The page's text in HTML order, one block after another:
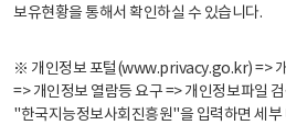
보유현황을 통해서 확인하실 수 있습니다.
※ 개인정보 포털(www.privacy.go.kr) =>
=> 개인정보 열람등 요구 => 개인정보파일 검
"한국지능정보사회진흥원"을 입력하면 세부